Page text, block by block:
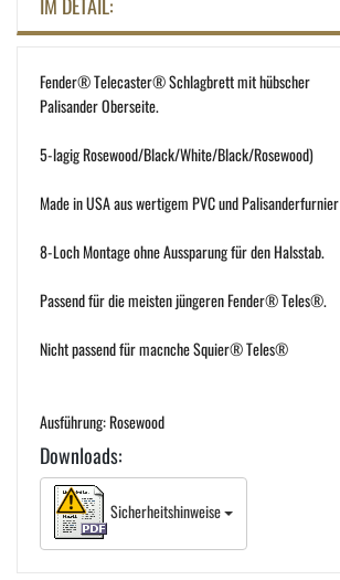
Fender® Telecaster® Schlagbrett mit hübscher
Palisander Oberseite.
5-lagig Rosewood/Black/White/Black/Rosewood)
Made in USA aus wertigem PVC und Palisanderfurnier
8-Loch Montage ohne Aussparung für den Halsstab.
Passend für die meisten jüngeren Fender® Teles®.
Nicht passend für macnche Squier® Teles®
Ausführung: Rosewood
Downloads:
Sicherheitshinweise